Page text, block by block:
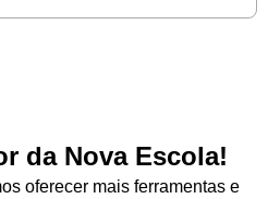
da Nova Escola!
oferecer mais ferramentas e